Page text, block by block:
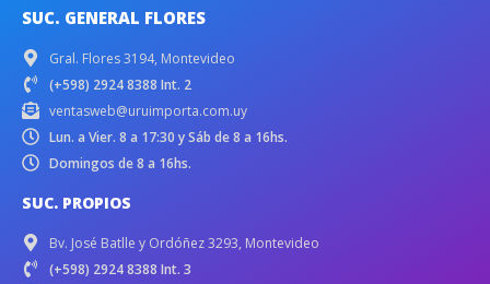
SUC. GENERAL FLORES
Gral. Flores 3194, Montevideo
(+598) 2924 8388 Int. 2
ventasweb@uruimporta.com.uy
Lun. a Vier. 8 a 17:30 y Sáb de 8 a 16hs.
Domingos de 8 a 16hs.
SUC. PROPIOS
Bv. José Batlle y Ordóñez 3293, Montevideo
(+598) 2924 8388 Int. 3